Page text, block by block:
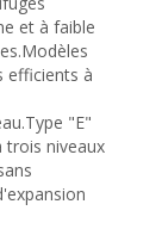
et à faible
efficients à
"E"
trois niveaux